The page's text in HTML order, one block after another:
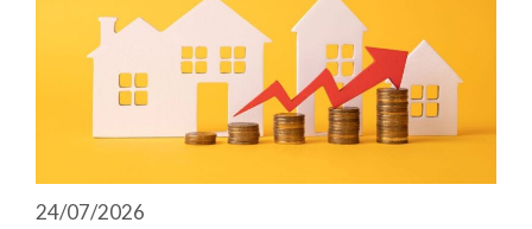
24/07/2026